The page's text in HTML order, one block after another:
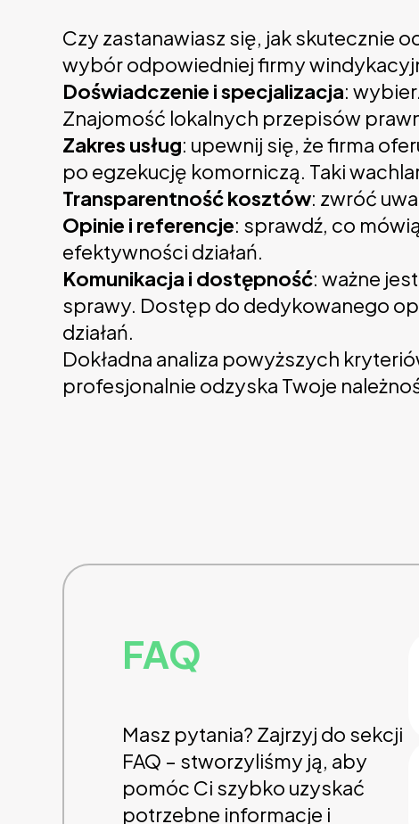
Czy zastanawiasz się, jak skutecznie
wybór odpowiedniej firmy
Doświadczenie i specjalizacja:
Znajomość lokalnych przepisów
Zakres usług: upewnij się, że firma
po egzekucję komorniczą. Taki
Transparentność kosztów: zwróć
Opinie i referencje: sprawdź, co
efektywności działań.
Komunikacja i dostępność: ważne
sprawy. Dostęp do dedykowanego
działań.
Dokładna analiza powyższych
profesjonalnie odzyska Twoje
FAQ
Masz pytania? Zajrzyj do sekcji
FAQ – stworzyliśmy ją, aby
pomóc Ci szybko uzyskać
potrzebne informacje i